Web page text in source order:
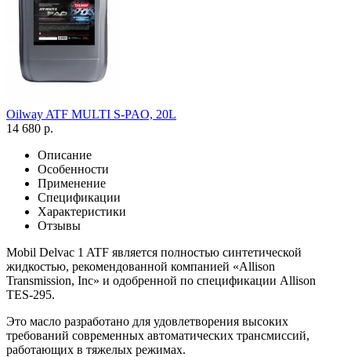
Oilway ATF MULTI S-PAO, 20L
14 680 р.
Описание
Особенности
Применение
Спецификации
Характеристики
Отзывы
Mobil Delvac 1 ATF является полностью синтетической
жидкостью, рекомендованной компанией «Allison
Transmission, Inc» и одобренной по спецификации Allison
TES-295.
Это масло разработано для удовлетворения высоких
требований современных автоматических трансмиссий,
работающих в тяжелых режимах.